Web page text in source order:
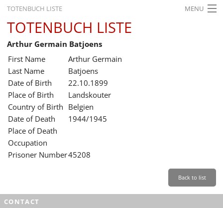
TOTENBUCH LISTE MENU
STARTSEITE
AUSSTELLUNGEN
GESCHICHTE
BILDUNG
FORSCHUNG
SERVICE
Leichte Sprache
TOTENBUCH LISTE
Arthur Germain Batjoens
First Name
Arthur Germain
Last Name
Batjoens
Date of Birth
22.10.1899
Place of Birth
Landskouter
Country of Birth Belgien
Date of Death
1944/1945
Place of Death
Occupation
Prisoner Number45208
Back to list
CONTACT